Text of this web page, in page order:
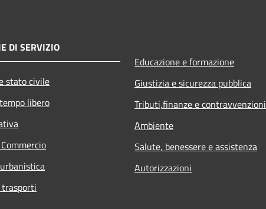
DI SERVIZIO
stato civile
libero
Educazione e formazione
Giustizia e sicurezza pubblica
Tributi,finanze e contravvenzioni
Ambiente
Salute, benessere e assistenza
Autorizzazioni